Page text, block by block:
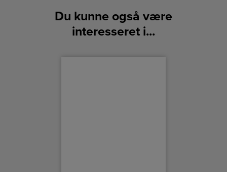
Du kunne også være
interesseret i...